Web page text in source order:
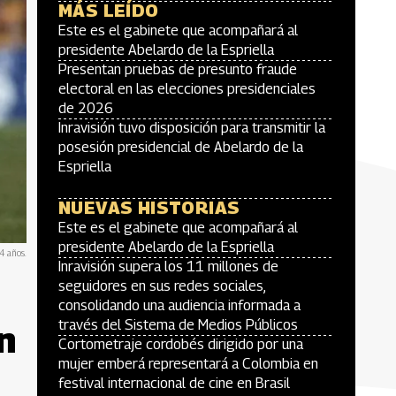
años.
MÁS LEÍDO
Este es el gabinete que acompañará al
presidente Abelardo de la Espriella
Presentan pruebas de presunto fraude
electoral en las elecciones presidenciales
de 2026
Inravisión tuvo disposición para transmitir la
posesión presidencial de Abelardo de la
Espriella
NUEVAS HISTORIAS
Este es el gabinete que acompañará al
presidente Abelardo de la Espriella
Inravisión supera los 11 millones de
seguidores en sus redes sociales,
consolidando una audiencia informada a
través del Sistema de Medios Públicos
Cortometraje cordobés dirigido por una
mujer emberá representará a Colombia en
festival internacional de cine en Brasil